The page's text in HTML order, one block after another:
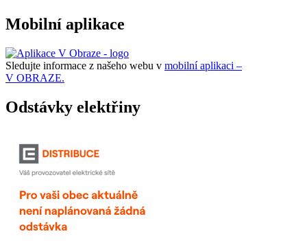
Mobilní aplikace
Sledujte informace z našeho webu v mobilní aplikaci –
V OBRAZE.
Odstávky elektřiny